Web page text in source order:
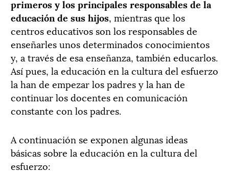
primeros y los principales responsables de la
educación de sus hijos, mientras que los
centros educativos son los responsables de
enseñarles unos determinados conocimientos
y, a través de esa enseñanza, también educarlos.
Así pues, la educación en la cultura del esfuerzo
la han de empezar los padres y la han de
continuar los docentes en comunicación
constante con los padres.
A continuación se exponen algunas ideas
básicas sobre la educación en la cultura del
esfuerzo: